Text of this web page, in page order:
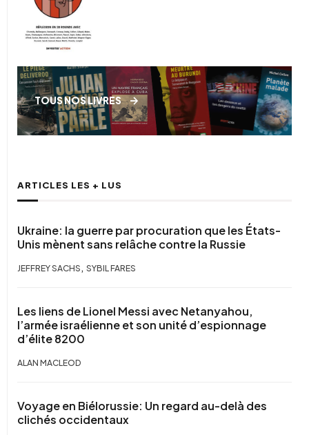
TOUS NOS LIVRES
ARTICLES LES + LUS
Ukraine: la guerre par procuration que les États-
Unis mènent sans relâche contre la Russie
JEFFREY SACHS , SYBIL FARES
Les liens de Lionel Messi avec Netanyahou,
l’armée israélienne et son unité d’espionnage
d’élite 8200
ALAN MACLEOD
Voyage en Biélorussie: Un regard au-delà des
clichés occidentaux